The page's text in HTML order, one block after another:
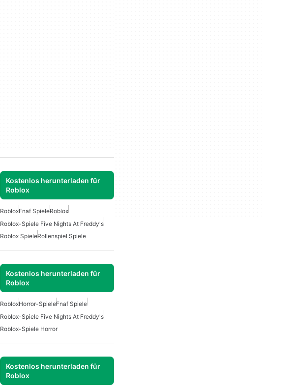
Kostenlos herunterladen für
Roblox
RobloxFnaf SpieleRoblox
Roblox-Spiele Five Nights At Freddy's
Roblox SpieleRollenspiel Spiele
Kostenlos herunterladen für
Roblox
RobloxHorror-SpieleFnaf Spiele
Roblox-Spiele Five Nights At Freddy's
Roblox-Spiele Horror
Kostenlos herunterladen für
Roblox